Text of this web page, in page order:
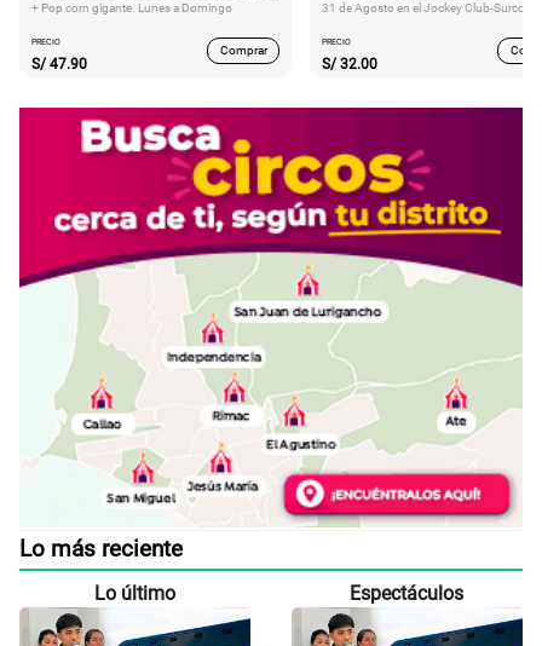
+ Pop corn gigante. Lunes a Domingo
PRECIO
S/ 47.90
Comprar
31 de Agosto en el Jockey Club-Surco
PRECIO
S/ 32.00
Lo más reciente
Lo último Espectáculos